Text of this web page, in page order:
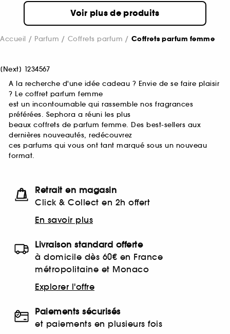
Voir plus de produits
Accueil Parfum Coffrets parfum Coffrets parfum femme
[Next] 1234567
A la recherche d'une idée cadeau ? Envie de se faire plaisir
? Le coffret parfum femme
est un incontournable qui rassemble nos fragrances
préférées. Sephora a réuni les plus
beaux coffrets de parfum femme. Des best-sellers aux
dernières nouveautés, redécouvrez
ces parfums qui vous ont tant marqué sous un nouveau
format.
Retrait en magasin
Click & Collect en 2h offert
En savoir plus
Livraison standard offerte
à domicile dès 60€ en France
métropolitaine et Monaco
Explorer l'offre
Paiements sécurisés
et paiements en plusieurs fois